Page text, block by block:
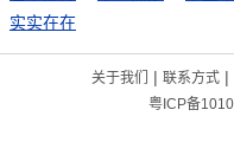
实实在在
关于我们 | 联系方式|
粤ICP备